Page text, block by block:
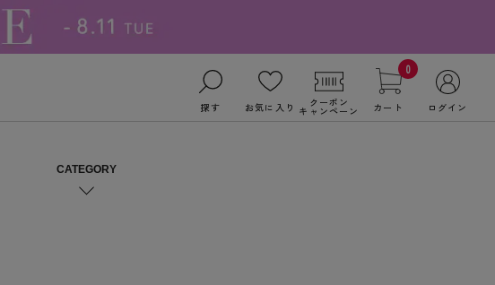
探す お気に入り クーポン
キャンペーン
0
カート ログイン